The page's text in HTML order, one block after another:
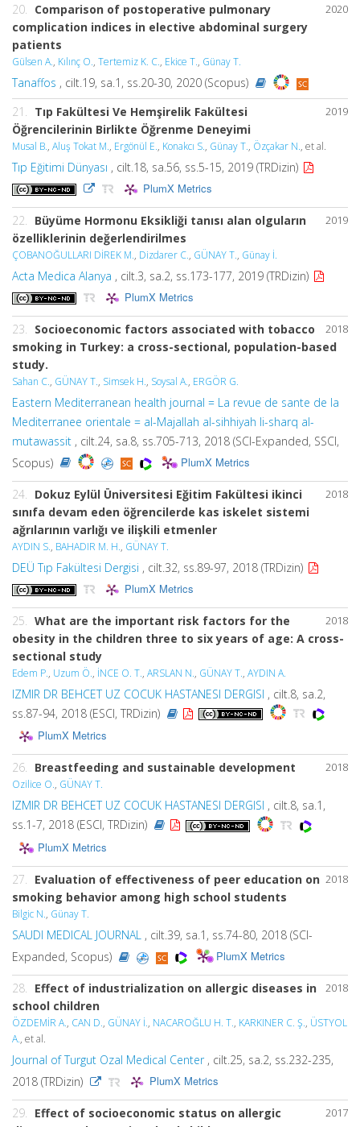
2020
20.
Comparison of postoperative pulmonary
complication indices in elective abdominal surgery
patients
Gülsen A., Kılınç O., Tertemiz K. C., Ekice T., Günay T.
Tanaffos , cilt.19, sa.1, ss.20-30, 2020 (Scopus)
2019
21.
Tıp Fakültesi Ve Hemşirelik Fakültesi
Öğrencilerinin Birlikte Öğrenme Deneyimi
Musal B., Aluş Tokat M., Ergönül E., Konakcı S., Günay T., Özçakar N., et al.
Tıp Eğitimi Dünyası , cilt.18, sa.56, ss.5-15, 2019 (TRDizin)
PlumX Metrics
2019
22.
Büyüme Hormonu Eksikliği tanısı alan olguların
özelliklerinin değerlendirilmes
ÇOBANOĞULLARI DİREK M., Dizdarer C., GÜNAY T., Günay İ.
Acta Medica Alanya , cilt.3, sa.2, ss.173-177, 2019 (TRDizin)
PlumX Metrics
2018
23.
Socioeconomic factors associated with tobacco
smoking in Turkey: a cross-sectional, population-based
study.
Sahan C., GÜNAY T., Simsek H., Soysal A., ERGÖR G.
Eastern Mediterranean health journal = La revue de sante de la
Mediterranee orientale = al-Majallah al-sihhiyah li-sharq al-
mutawassit , cilt.24, sa.8, ss.705-713, 2018 (SCI-Expanded, SSCI,
Scopus)
PlumX Metrics
2018
24.
Dokuz Eylül Üniversitesi Eğitim Fakültesi ikinci
sınıfa devam eden öğrencilerde kas iskelet sistemi
ağrılarının varlığı ve ilişkili etmenler
AYDIN S., BAHADIR M. H., GÜNAY T.
DEÜ Tıp Fakültesi Dergisi , cilt.32, ss.89-97, 2018 (TRDizin)
PlumX Metrics
2018
25.
What are the important risk factors for the
obesity in the children three to six years of age: A cross-
sectional study
Edem P., Uzum Ö., İNCE O. T., ARSLAN N., GÜNAY T., AYDIN A.
IZMIR DR BEHCET UZ COCUK HASTANESI DERGISI , cilt.8, sa.2,
ss.87-94, 2018 (ESCI, TRDizin)
PlumX Metrics
2018
26. Breastfeeding and sustainable development
Ozilice O., GÜNAY T.
IZMIR DR BEHCET UZ COCUK HASTANESI DERGISI , cilt.8, sa.1,
ss.1-7, 2018 (ESCI, TRDizin)
PlumX Metrics
2018
27. Evaluation of effectiveness of peer education on
smoking behavior among high school students
Bilgic N., Günay T.
SAUDI MEDICAL JOURNAL , cilt.39, sa.1, ss.74-80, 2018 (SCI-
Expanded, Scopus)
PlumX Metrics
2018
28. Effect of industrialization on allergic diseases in
school children
ÖZDEMİR A., CAN D., GÜNAY İ., NACAROĞLU H. T., KARKINER C. Ş., ÜSTYOL
A., et al.
Journal of Turgut Ozal Medical Center, cilt.25, sa.2, ss.232-235,
2018 (TRDizin)
PlumX Metrics
2017
29. Effect of socioeconomic status on allergic